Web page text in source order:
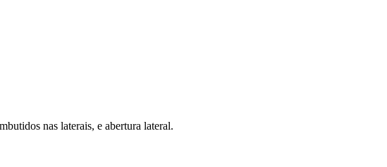
nas laterais, e abertura lateral.